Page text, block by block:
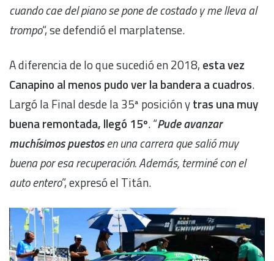
cuando cae del piano se pone de costado y me lleva al
trompo“, se defendió el marplatense.
A diferencia de lo que sucedió en 2018, esta vez
Canapino al menos pudo ver la bandera a cuadros.
Largó la Final desde la 35ª posición ytras una muy
buena remontada, llegó 15º. “Pude avanzar
muchísimos puestosen una carrera que salió muy
buena por esa recuperación. Además, terminé con el
auto entero”, expresó el Titán.